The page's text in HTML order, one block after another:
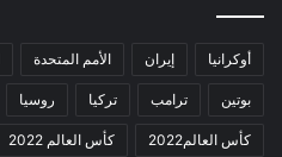
أوكرانيا إيران الأمم المتحدة
بوتين ترامب تركيا روسيا
كأس العالم2022 كأس العالم 2022